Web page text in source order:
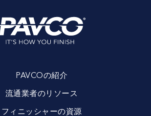
PAVCOの紹介
流通業者のリソース
フィニッシャーの資源